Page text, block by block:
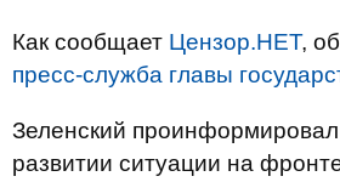
Как сообщает Цензор.НЕТ,
пресс-служба главы
Зеленский
развитии ситуации на